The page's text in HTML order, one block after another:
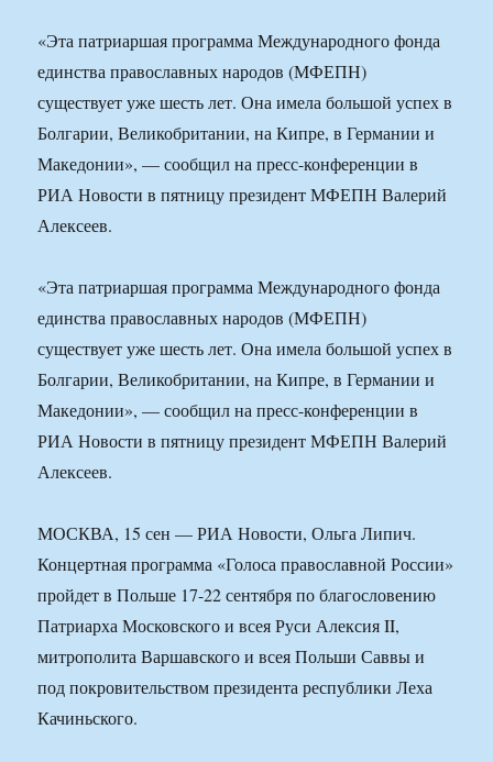
«Эта патриаршая программа Международного фонда
единства православных народов (МФЕПН)
существует уже шесть лет. Она имела большой успех в
Болгарии, Великобритании, на Кипре, в Германии и
Македонии», — сообщил на пресс-конференции в
РИА Новости в пятницу президент МФЕПН Валерий
Алексеев.
«Эта патриаршая программа Международного фонда
единства православных народов (МФЕПН)
существует уже шесть лет. Она имела большой успех в
Болгарии, Великобритании, на Кипре, в Германии и
Македонии», — сообщил на пресс-конференции в
РИА Новости в пятницу президент МФЕПН Валерий
Алексеев.
МОСКВА, 15 сен — РИА Новости, Ольга Липич.
Концертная программа «Голоса православной России»
пройдет в Польше 17-22 сентября по благословению
Патриарха Московского и всея Руси Алексия II,
митрополита Варшавского и всея Польши Саввы и
под покровительством президента республики Леха
Качиньского.